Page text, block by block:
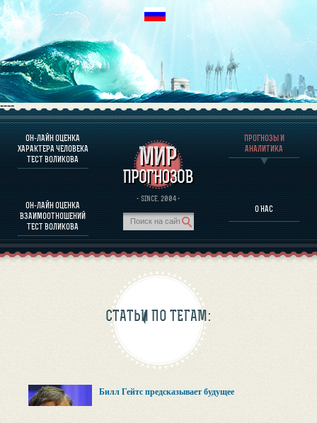
----
ОН-ЛАЙН ОЦЕНКА
ХАРАКТЕРА ЧЕЛОВЕКА
ТЕСТ ВОЛИКОВА
ОН-ЛАЙН ОЦЕНКА
ВЗАИМООТНОШЕНИЙ
ТЕСТ ВОЛИКОВА
· SINCE. 2004 ·
ПРОГНОЗЫ И
АНАЛИТИКА
О НАС
О ПРОГРАММЕ
ОЦЕНКА ХАРАКТЕРA ЧЕЛОВЕКА
ОЦЕНКА ХАРАКТЕРА ВЫДАЮЩИХСЯ ЛИЧНОСТЕЙ
О ПРОГРАММЕ
ПРОГНОЗЫ И АНАЛИТИКА
СТАТЬИ ПО ТЕГАМ:
Билл Гейтс предсказывает будущее